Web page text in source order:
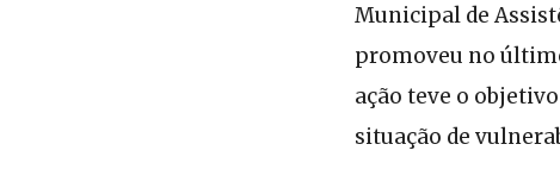
Municipal de
promoveu no
ação teve o
situação de